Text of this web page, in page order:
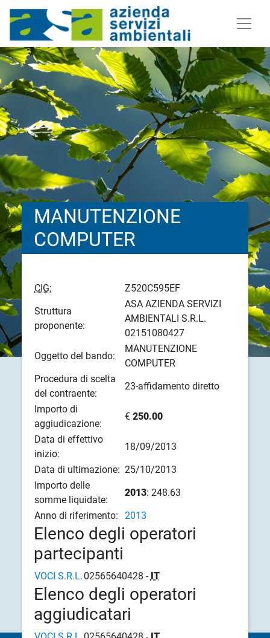
MANUTENZIONE
COMPUTER
CIG:
Z520C595EF
Struttura
proponente:
ASA AZIENDA SERVIZI
AMBIENTALI S.R.L.
02151080427
Oggetto del bando:
MANUTENZIONE
COMPUTER
Procedura di scelta
del contraente:
23-affidamento diretto
Importo di
aggiudicazione:
€ 250.00
Data di effettivo
inizio:
18/09/2013
Data di ultimazione: 25/10/2013
Importo delle
somme liquidate:
2013: 248.63
Anno di riferimento:
2013
Elenco degli operatori
partecipanti
VOCI S.R.L. 02565640428 - IT
Elenco degli operatori
aggiudicatari